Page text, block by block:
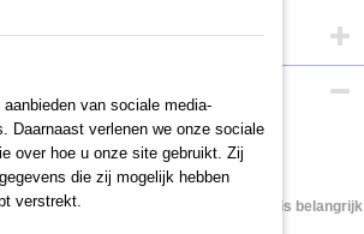
SUV
pasvorm. Een perfecte pasvorm is belangrijk
van sociale media-
Daarnaast verlenen we onze sociale
over hoe u onze site gebruikt. Zij
die zij mogelijk hebben
verstrekt.